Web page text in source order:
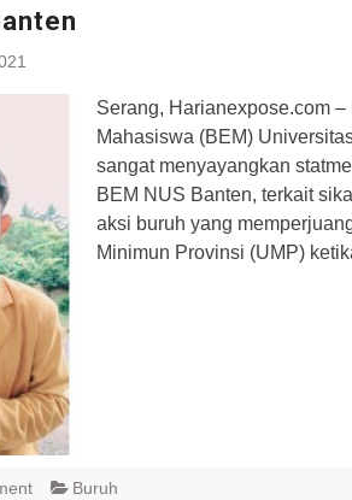
Serang, Harianexpose.com
Mahasiswa (BEM)
sangat menyayangkan
BEM NUS Banten, terkait
aksi buruh yang
Minimun Provinsi (UMP)
Buruh